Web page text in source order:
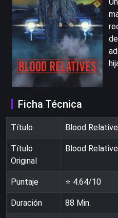
Ficha Técnica
Título Blood
Título
Original
Blood
Puntaje ⭐ 4.64/10
Duración 88 Min.